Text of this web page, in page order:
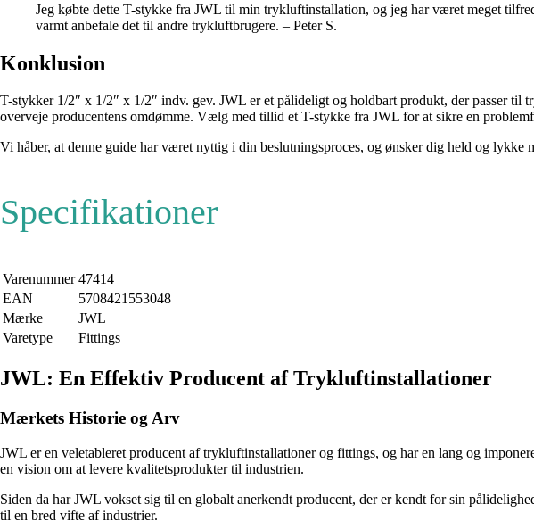
Jeg købte dette T-stykke fra JWL til min trykluftinstallation, og jeg har været meget
varmt anbefale det til andre trykluftbrugere. – Peter S.
Konklusion
T-stykker 1/2″ x 1/2″ x 1/2″ indv. gev. JWL er et pålideligt og holdbart produkt, der passer
overveje producentens omdømme. Vælg med tillid et T-stykke fra JWL for at sikre en
Vi håber, at denne guide har været nyttig i din beslutningsproces, og ønsker dig held og
Specifikationer
Varenummer 47414
EAN
5708421553048
Mærke
JWL
Varetype
Fittings
JWL: En Effektiv Producent af Trykluftinstallationer
Mærkets Historie og Arv
JWL er en veletableret producent af trykluftinstallationer og fittings, og har en lang og
en vision om at levere kvalitetsprodukter til industrien.
Siden da har JWL vokset sig til en globalt anerkendt producent, der er kendt for sin
til en bred vifte af industrier.